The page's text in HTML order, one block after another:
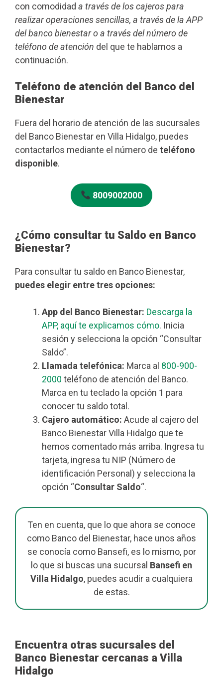
con comodidad a través de los cajeros para
realizar operaciones sencillas, a través de la APP
del banco bienestar o a través del número de
teléfono de atención del que te hablamos a
continuación.
Teléfono de atención del Banco del
Bienestar
Fuera del horario de atención de las sucursales
del Banco Bienestar en Villa Hidalgo, puedes
contactarlos mediante el número de teléfono
disponible.
8009002000
¿Cómo consultar tu Saldo en Banco
Bienestar?
Para consultar tu saldo en Banco Bienestar,
puedes elegir entre tres opciones:
App del Banco Bienestar: Descarga la
APP, aquí te explicamos cómo. Inicia
sesión y selecciona la opción “Consultar
Saldo”.
Llamada telefónica: Marca al 800-900-
2000 teléfono de atención del Banco.
Marca en tu teclado la opción 1 para
conocer tu saldo total.
Cajero automático: Acude al cajero del
Banco Bienestar Villa Hidalgo que te
hemos comentado más arriba. Ingresa tu
tarjeta, ingresa tu NIP (Número de
identificación Personal) y selecciona la
opción “Consultar Saldo“.
Ten en cuenta, que lo que ahora se conoce
como Banco del Bienestar, hace unos años
se conocía como Bansefi, es lo mismo, por
lo que si buscas una sucursal Bansefi en
Villa Hidalgo, puedes acudir a cualquiera
de estas.
Encuentra otras sucursales del
Banco Bienestar cercanas a Villa
Hidalgo